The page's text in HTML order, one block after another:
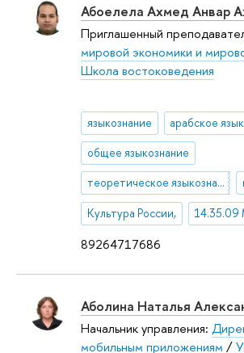
89264717686
Абоелела Ахмед Анвар
Приглашенный
мировой экономики и
Школа востоковедения
языкознание арабское
общее языкознание
теоретическое языкознание
Культура России,
Аболина Наталья
Начальник управления:
мобильным приложениям /